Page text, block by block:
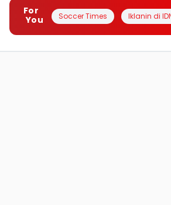
For
You
Soccer Times Iklanin di